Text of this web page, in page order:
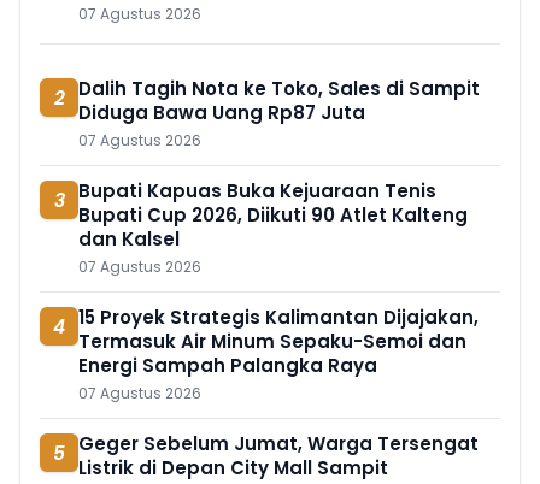
07 Agustus 2026
2 Dalih Tagih Nota ke Toko, Sales di Sampit
Diduga Bawa Uang Rp87 Juta
07 Agustus 2026
3 Bupati Kapuas Buka Kejuaraan Tenis
Bupati Cup 2026, Diikuti 90 Atlet Kalteng
dan Kalsel
07 Agustus 2026
4 15 Proyek Strategis Kalimantan Dijajakan,
Termasuk Air Minum Sepaku-Semoi dan
Energi Sampah Palangka Raya
07 Agustus 2026
5 Geger Sebelum Jumat, Warga Tersengat
Listrik di Depan City Mall Sampit